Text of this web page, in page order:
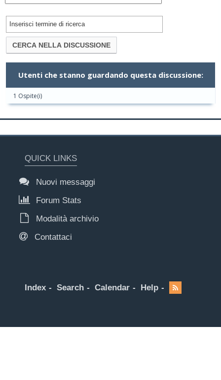
Utenti che stanno guardando questa discussione:
1 Ospite(i)
QUICK LINKS
Nuovi messaggi
Forum Stats
Modalità archivio
Contattaci
Index Search Calendar Help